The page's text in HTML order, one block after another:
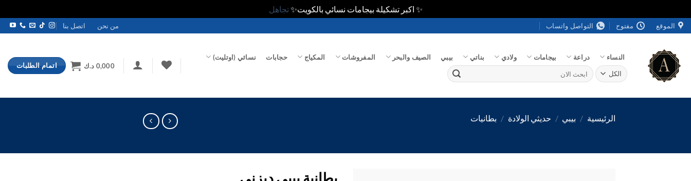
✨ اكبر تشكيلة بيجامات نسائي بالكويت✨تجاهل
تخطي
للمحتوى
الموقع مفتوح التواصل واتساب من نحن اتصل بنا
النساء دراعة بيجامات ولادي بناتي بيبي الصيف والبحر المفروشات المكياج حجابات نسائي (اوتليت)
البحث
عن:
0,000 د.ك اتمام الطلبات
الرئيسية / بيبي / حديثي الولادة / بطانيات
بطانية بيبي ديزني